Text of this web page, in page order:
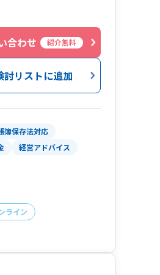
スを提供することを
然会えない」といっ
とりを心がけており
ょっとした事でも気
ども活用して全面サ
合わせ 紹介無料
討リストに追加
簿保存法対応
経営アドバイス
ライン